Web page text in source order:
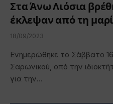
Στα Άνω Λιόσια
έκλεψαν από τη
18/09/2023
Ενημερώθηκε το Σάββατο
Σαρωνικού, από την
για την…